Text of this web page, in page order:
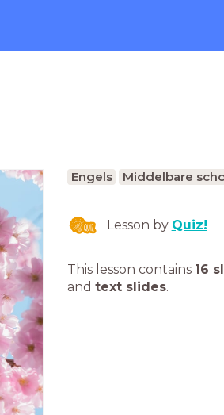
Engels Middelbare
Lesson by Quiz!
This lesson contains 16
and text slides.